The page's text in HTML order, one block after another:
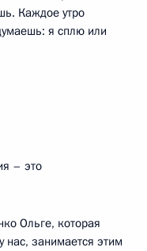
Каждое утро
я сплю или
– это
Ольге, которая
нас, занимается этим